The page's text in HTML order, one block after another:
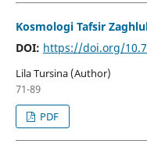
Kosmologi Tafsir
DOI: https://doi.org/
Lila Tursina (Author)
71-89
PDF